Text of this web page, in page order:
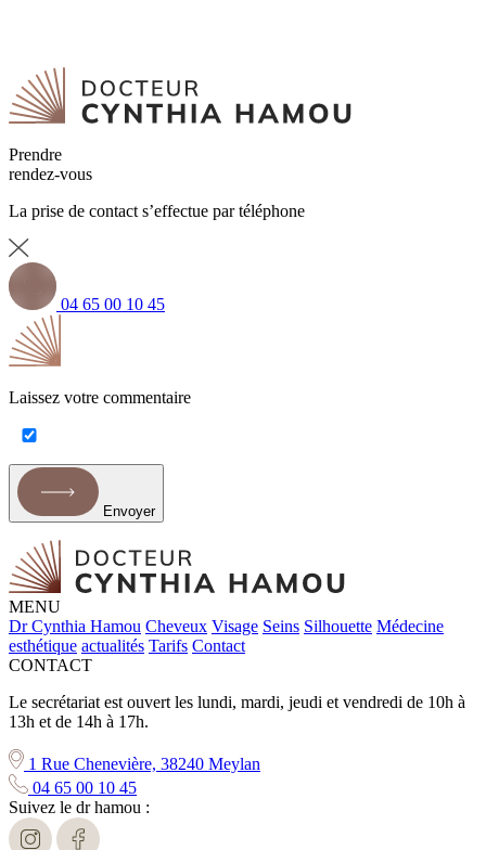
Prendre
rendez-vous
La prise de contact s’effectue par téléphone
04 65 00 10 45
Laissez votre commentaire
Envoyer
MENU
Dr Cynthia Hamou Cheveux Visage Seins Silhouette Médecine
esthétique actualités Tarifs Contact
CONTACT
Le secrétariat est ouvert les lundi, mardi, jeudi et vendredi de 10h à
13h et de 14h à 17h.
1 Rue Chenevière, 38240 Meylan
04 65 00 10 45
Suivez le dr hamou :